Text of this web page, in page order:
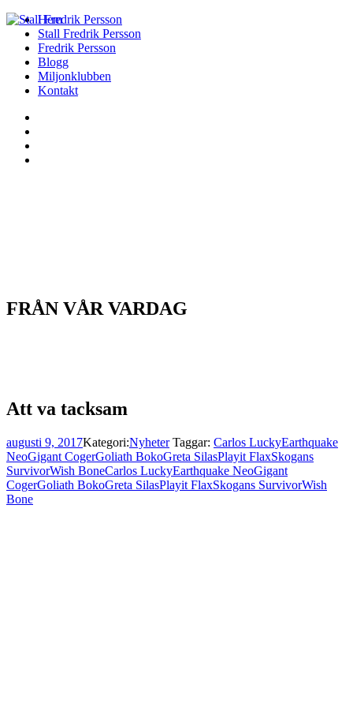
Hem
Stall Fredrik Persson
Fredrik Persson
Blogg
Miljonklubben
Kontakt
FRÅN VÅR VARDAG
Att va tacksam
augusti 9, 2017Kategori:Nyheter Taggar: Carlos LuckyEarthquake
NeoGigant CogerGoliath BokoGreta SilasPlayit FlaxSkogans
SurvivorWish BoneCarlos LuckyEarthquake NeoGigant
CogerGoliath BokoGreta SilasPlayit FlaxSkogans SurvivorWish
Bone